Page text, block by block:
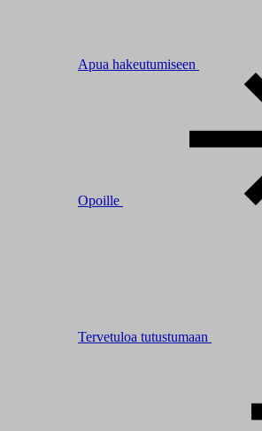
Apua hakeutumiseen
Opoille
Tervetuloa tutustumaan